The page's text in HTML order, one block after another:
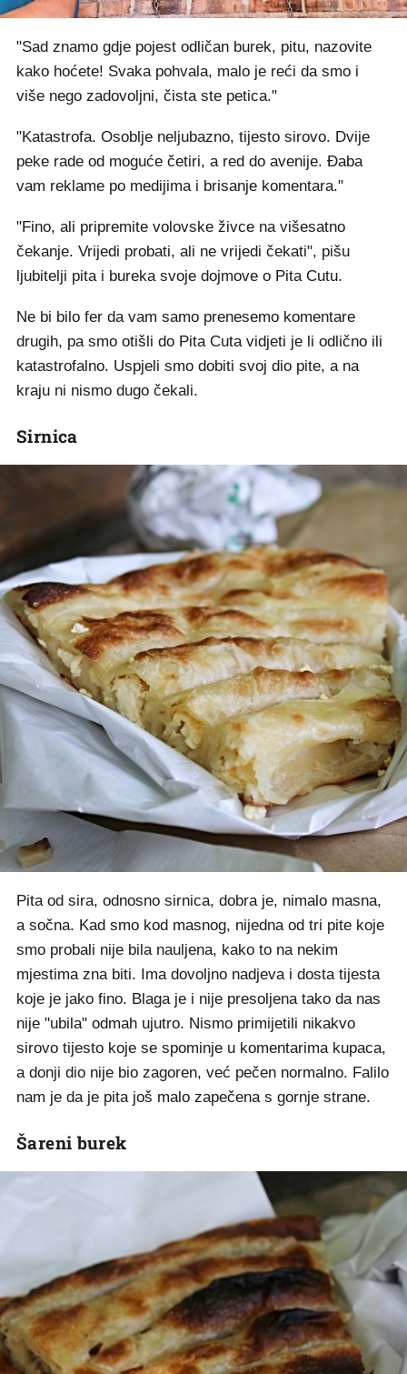
"Sad znamo gdje pojest odličan burek, pitu, nazovite
kako hoćete! Svaka pohvala, malo je reći da smo i
više nego zadovoljni, čista ste petica."
"Katastrofa. Osoblje neljubazno, tijesto sirovo. Dvije
peke rade od moguće četiri, a red do avenije. Đaba
vam reklame po medijima i brisanje komentara."
"Fino, ali pripremite volovske živce na višesatno
čekanje. Vrijedi probati, ali ne vrijedi čekati", pišu
ljubitelji pita i bureka svoje dojmove o Pita Cutu.
Ne bi bilo fer da vam samo prenesemo komentare
drugih, pa smo otišli do Pita Cuta vidjeti je li odlično ili
katastrofalno. Uspjeli smo dobiti svoj dio pite, a na
kraju ni nismo dugo čekali.
Sirnica
Pita od sira, odnosno sirnica, dobra je, nimalo masna,
a sočna. Kad smo kod masnog, nijedna od tri pite koje
smo probali nije bila nauljena, kako to na nekim
mjestima zna biti. Ima dovoljno nadjeva i dosta tijesta
koje je jako fino. Blaga je i nije presoljena tako da nas
nije "ubila" odmah ujutro. Nismo primijetili nikakvo
sirovo tijesto koje se spominje u komentarima kupaca,
a donji dio nije bio zagoren, već pečen normalno. Falilo
nam je da je pita još malo zapečena s gornje strane.
Šareni burek